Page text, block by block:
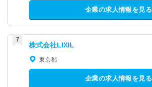
企業の求人情報を見る
株式会社LIXIL
東京都
企業の求人情報を見る